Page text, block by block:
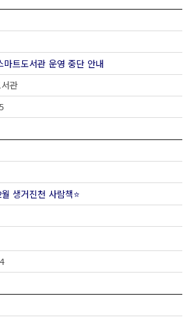
마트도서관 운영 중단 안내
관
생거진천 사람책⭐